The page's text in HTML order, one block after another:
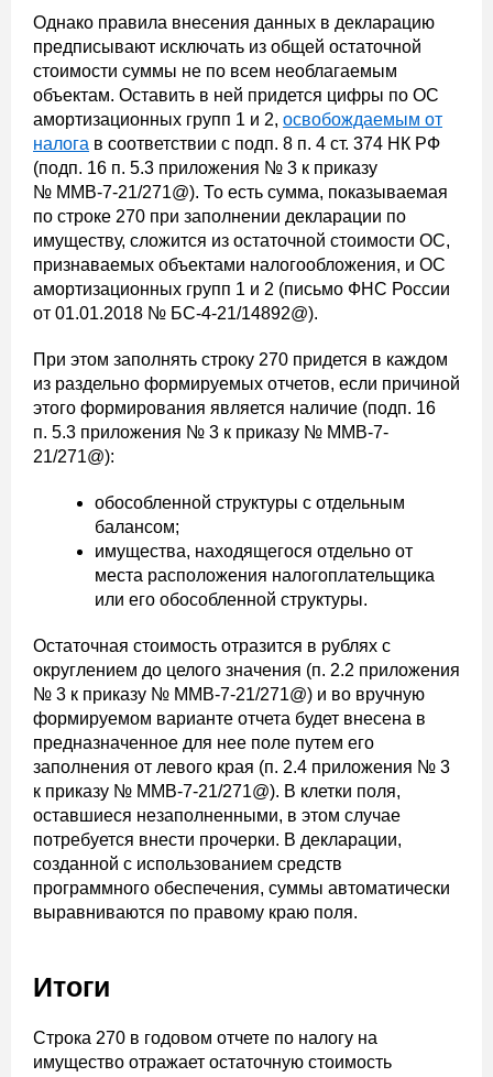
Однако правила внесения данных в декларацию
предписывают исключать из общей остаточной
стоимости суммы не по всем необлагаемым
объектам. Оставить в ней придется цифры по ОС
амортизационных групп 1 и 2, освобождаемым от
налога в соответствии с подп. 8 п. 4 ст. 374 НК РФ
(подп. 16 п. 5.3 приложения № 3 к приказу
№ ММВ-7-21/271@). То есть сумма, показываемая
по строке 270 при заполнении декларации по
имуществу, сложится из остаточной стоимости ОС,
признаваемых объектами налогообложения, и ОС
амортизационных групп 1 и 2 (письмо ФНС России
от 01.01.2018 № БС-4-21/14892@).
При этом заполнять строку 270 придется в каждом
из раздельно формируемых отчетов, если причиной
этого формирования является наличие (подп. 16
п. 5.3 приложения № 3 к приказу № ММВ-7-
21/271@):
обособленной структуры с отдельным
балансом;
имущества, находящегося отдельно от
места расположения налогоплательщика
или его обособленной структуры.
Остаточная стоимость отразится в рублях с
округлением до целого значения (п. 2.2 приложения
№ 3 к приказу № ММВ-7-21/271@) и во вручную
формируемом варианте отчета будет внесена в
предназначенное для нее поле путем его
заполнения от левого края (п. 2.4 приложения № 3
к приказу № ММВ-7-21/271@). В клетки поля,
оставшиеся незаполненными, в этом случае
потребуется внести прочерки. В декларации,
созданной с использованием средств
программного обеспечения, суммы автоматически
выравниваются по правому краю поля.
Итоги
Строка 270 в годовом отчете по налогу на
имущество отражает остаточную стоимость